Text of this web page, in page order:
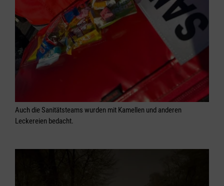
Auch die Sanitätsteams wurden mit Kamellen und anderen
Leckereien bedacht.